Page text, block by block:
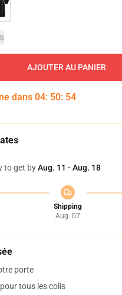
AJOUTER AU PANIER
dans 04: 50: 53
to get byAug. 11 - Aug. 18
Shipping
Aug. 07
porte
tous les colis